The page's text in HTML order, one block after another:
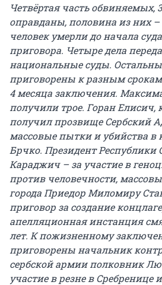
Четвёртая часть обвиняемых,
оправданы, половина из них –
человек умерли до начала
приговора. Четыре дела
национальные суды.
приговорены к разным
4 месяца заключения.
получили трое. Горан Елисич,
получил прозвище Сербский
массовые пытки и убийства в
Брчко. Президент Республики
Караджич – за участие в
против человечности,
города Приедор Миломиру
приговор за создание
апелляционная инстанция
лет. К пожизненному
приговорены начальник
сербской армии полковник
участие в резне в